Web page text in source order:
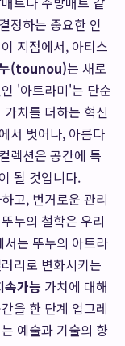
정하는 중요한 인
지점에서, 아티스
(tounou)는 새로
'아트라미'는 단순
치를 더하는 혁신
서 벗어나, 아름다
컬렉션은 공간에 특
될 것입니다.
고, 번거로운 관리
누의 철학은 우리
는 뚜누의 아트라
리로 변화시키는
속가능 가치에 대해
을 한 단계 업그레
예술과 기술의 향